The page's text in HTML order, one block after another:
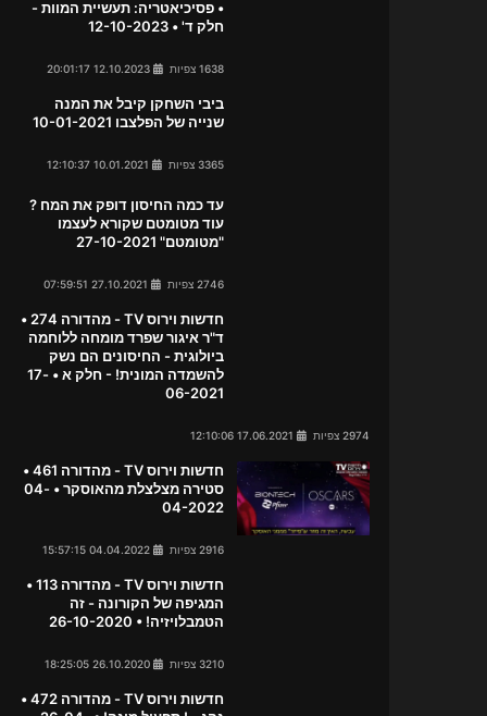
• פסיכיאטריה: תעשיית המוות -
חלק ד' • 12-10-2023
1638 צפיות
ביבי השחקן קיבל את המנה
שנייה של הפלצבו 10-01-2021
3365 צפיות
עד כמה החיסון דופק את המח ?
עוד מטומטם שקורא לעצמו
"מטומטם" 27-10-2021
2746 צפיות
חדשות וירוס TV - מהדורה 274 •
ד"ר איגור שפרד מומחה ללוחמה
ביולוגית - החיסונים הם נשק
להשמדה המונית! - חלק א • 17-
06-2021
2974 צפיות
חדשות וירוס TV - מהדורה 461 •
סטירה מצלצלת מהאוסקר • 04-
04-2022
2916 צפיות
חדשות וירוס TV - מהדורה 113 •
המגיפה של הקורונה - זה
הטמבלויזיה! • 26-10-2020
3210 צפיות
חדשות וירוס TV - מהדורה 472 •